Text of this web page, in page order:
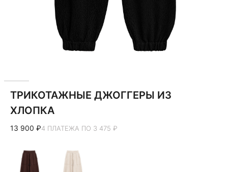
ТРИКОТАЖНЫЕ ДЖОГГЕРЫ ИЗ
ХЛОПКА
13 900 ₽4 ПЛАТЕЖА ПО 3 475 ₽